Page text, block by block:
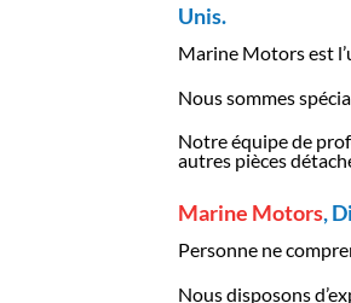
Unis.
Marine Motors est
Nous sommes
Notre équipe de
autres pièces
Marine Motors,
Personne ne
Nous disposons